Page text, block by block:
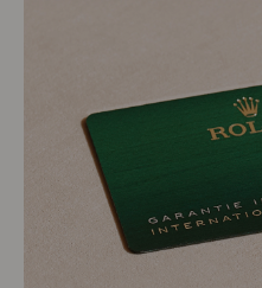
送礼之用亦非常合适，接收